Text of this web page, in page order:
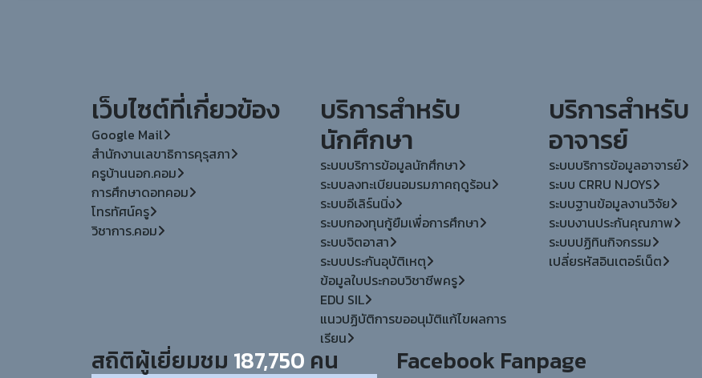
เว็บไซต์ที่เกี่ยวข้อง
Google Mail
สำนักงานเลขาธิการคุรุสภา
ครูบ้านนอก.คอม
การศึกษาดอทคอม
โทรทัศน์ครู
วิชาการ.คอม
บริการสำหรับ
นักศึกษา
ระบบบริการข้อมูลนักศึกษา
ระบบลงทะเบียนอมรมภาคฤดูร้อน
ระบบอีเลิร์นนิ่ง
ระบบกองทุนกู้ยืมเพื่อการศึกษา
ระบบจิตอาสา
ระบบประกันอุบัติเหตุ
ข้อมูลใบประกอบวิชาชีพครู
EDU SIL
แนวปฏิบัติการขออนุมัติแก้ไขผลการ
เรียน
บริการสำหรับ
อาจารย์
ระบบบริการข้อมูลอาจารย์
ระบบ CRRU NJOYS
ระบบฐานข้อมูลงานวิจัย
ระบบงานประกันคุณภาพ
ระบบปฏิทินกิจกรรม
เปลี่ยรหัสอินเตอร์เน็ต
สถิติผู้เยี่ยมชม 187,750 คน Facebook Fanpage